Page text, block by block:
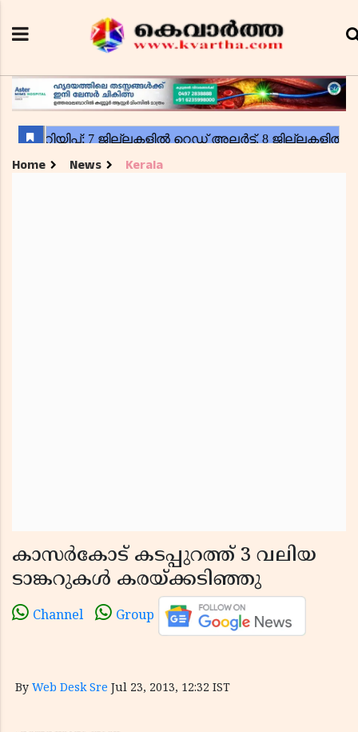
Home News Kerala
കാസര്‍കോട് കടപ്പുറത്ത് 3 വലിയ
ടാങ്കറുകള്‍ കരയ്ക്കടിഞ്ഞു
Channel Group
By Web Desk Sre Jul 23, 2013, 12:32 IST